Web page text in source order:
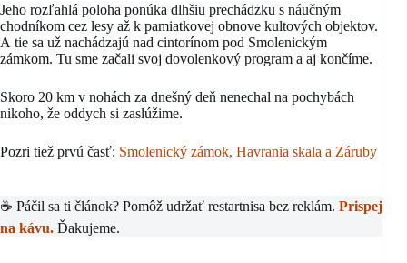
Jeho rozľahlá poloha ponúka dlhšiu prechádzku s náučným
chodníkom cez lesy až k pamiatkovej obnove kultových objektov.
A tie sa už nachádzajú nad cintorínom pod Smolenickým
zámkom. Tu sme začali svoj dovolenkový program a aj končíme.
Skoro 20 km v nohách za dnešný deň nenechal na pochybách
nikoho, že oddych si zaslúžime.
Pozri tiež prvú časť: Smolenický zámok, Havrania skala a Záruby
☕ Páčil sa ti článok? Pomôž udržať restartnisa bez reklám. Prispej
na kávu. Ďakujeme.